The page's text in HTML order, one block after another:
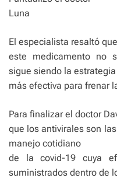
Luna
El especialista resaltó
este medicamento no
sigue siendo la estrategia
más efectiva para frenar
Para finalizar el doctor
que los antivirales son
manejo cotidiano
de la covid-19 cuya
suministrados dentro de